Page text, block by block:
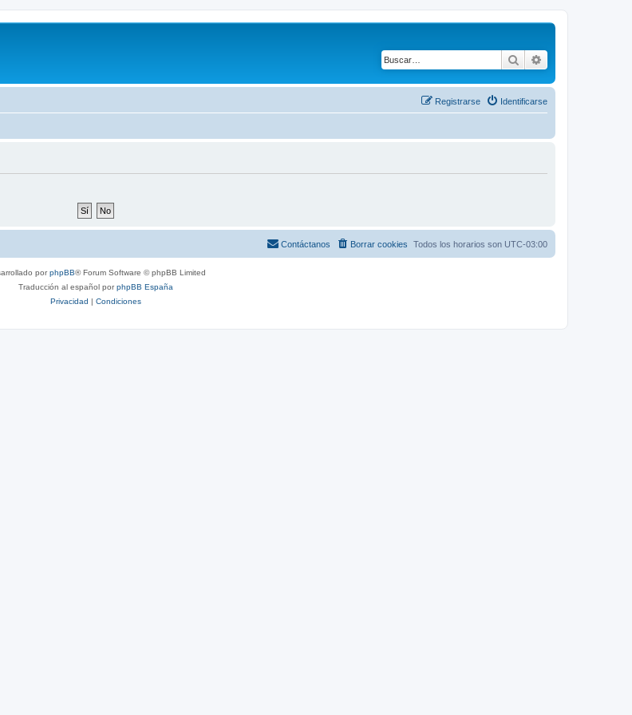
Buscar
Identificarse
Registrarse
Todos los horarios son UTC-03:00
Borrar cookies
Contáctanos
porphpBB® Forum Software © phpBB Limited
Traducción al español porphpBB España
Privacidad | Condiciones